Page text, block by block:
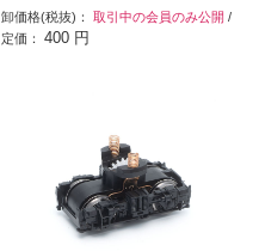
卸価格(税抜)：取引中の会員のみ公開 /
定価：400 円